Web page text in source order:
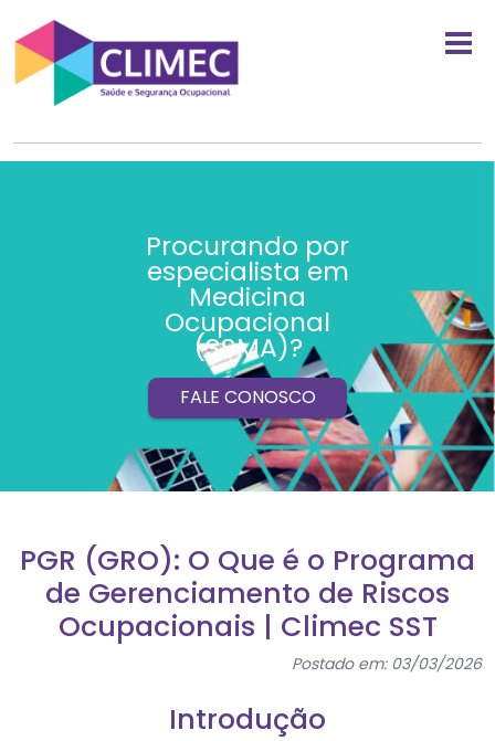
Procurando por
especialista em
Medicina
Ocupacional
(SSMA)?
FALE CONOSCO
PGR (GRO): O Que é o Programa
de Gerenciamento de Riscos
Ocupacionais | Climec SST
Postado em: 03/03/2026
Introdução